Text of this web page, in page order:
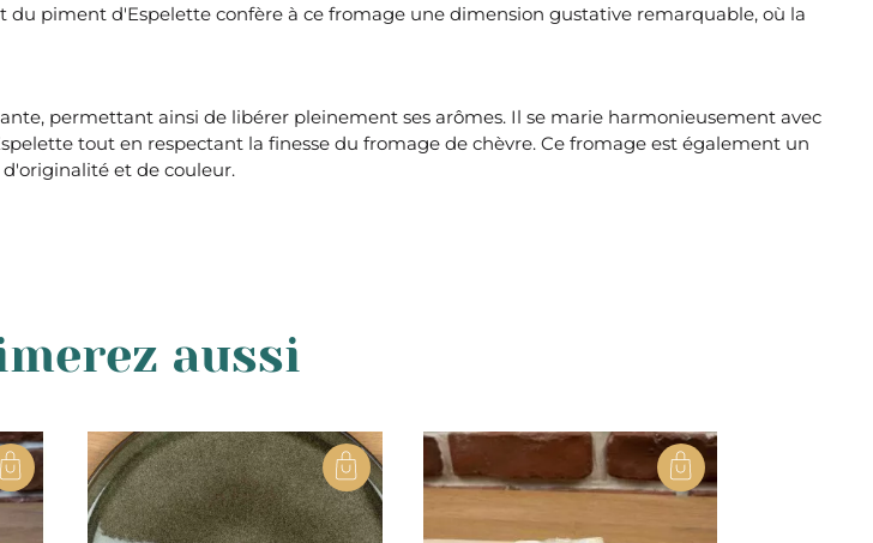
piment d'Espelette confère à ce fromage une dimension gustative remarquable, où la
permettant ainsi de libérer pleinement ses arômes. Il se marie harmonieusement avec
tout en respectant la finesse du fromage de chèvre. Ce fromage est également un
et de couleur.
aussi